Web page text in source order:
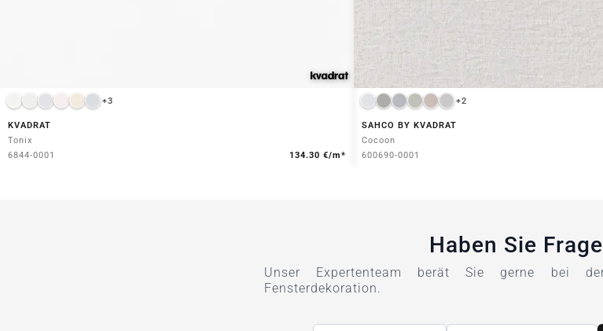
+3
KVADRAT
Tonix
6844-0001
134.30 €/m*
+2
SAHCO BY KVADRAT
Cocoon
600690-0001
Haben Sie
Unser Expertenteam berät Sie gerne bei
Fensterdekoration.